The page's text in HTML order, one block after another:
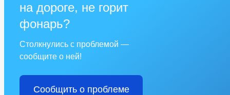
на дороге, не горит
фонарь?
Столкнулись с проблемой —
сообщите о ней!
Сообщить о проблеме